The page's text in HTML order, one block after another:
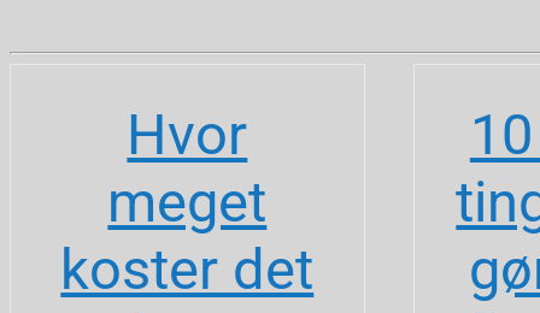
Hvor
meget
koster det